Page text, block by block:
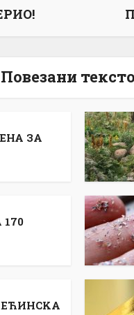
Повезани
ЗА